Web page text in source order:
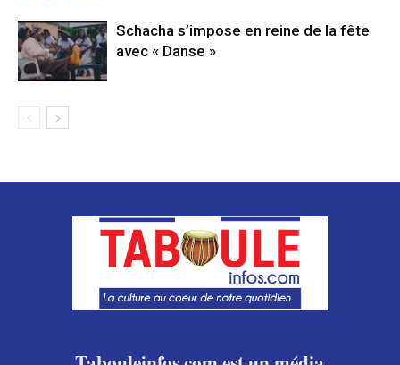
Schacha s’impose en reine de la fête
avec « Danse »